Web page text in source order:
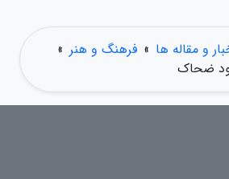
و مقاله ها » فرهنگ و هنر »
ضحاک